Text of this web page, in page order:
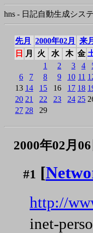
hns - 日記自動生成シス
先月 2000年02月
来月
日
月 火 水 木 金
1
2 3 4
6
7 8 9 10 11
13 14 15 16 17 18
20 21 22 23 24 25
27 28 29
2000年02月
#1 [
http://
inet-